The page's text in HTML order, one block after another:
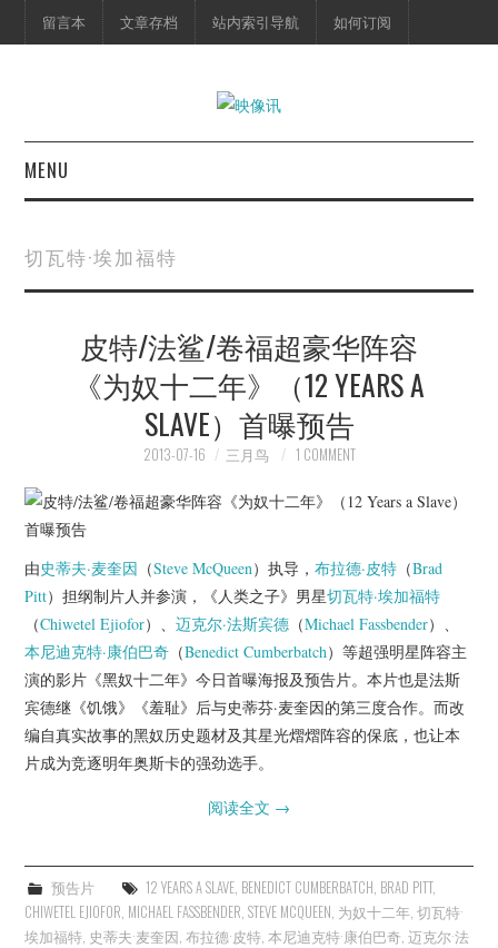
留言本 文章存档 站内索引导航 如何订阅
MENU
映像快讯
预告片
海报剧照
杂七杂八
美剧英剧
电影档期
推荐电影
切瓦特·埃加福特
皮特/法鲨/卷福超豪华阵容
《为奴十二年》（12 YEARS A
SLAVE）首曝预告
2013-07-16 三月鸟 1 COMMENT
由史蒂夫·麦奎因 （Steve McQueen）执导，布拉德·皮特 （Brad
Pitt）担纲制片人并参演，《人类之子》男星切瓦特·埃加福特
（Chiwetel Ejiofor）、迈克尔·法斯宾德 （Michael Fassbender）、
本尼迪克特·康伯巴奇 （Benedict Cumberbatch）等超强明星阵容主
演的影片《黑奴十二年》今日首曝海报及预告片。本片也是法斯
宾德继《饥饿》《羞耻》后与史蒂芬·麦奎因的第三度合作。而改
编自真实故事的黑奴历史题材及其星光熠熠阵容的保底，也让本
片成为竞逐明年奥斯卡的强劲选手。
阅读全文 →
预告片 12 YEARS A SLAVE, BENEDICT CUMBERBATCH, BRAD PITT,
CHIWETEL EJIOFOR, MICHAEL FASSBENDER,STEVE MCQUEEN, 为奴十二年,切瓦特·
埃加福特, 史蒂夫·麦奎因,布拉德·皮特,本尼迪克特·康伯巴奇,迈克尔·法